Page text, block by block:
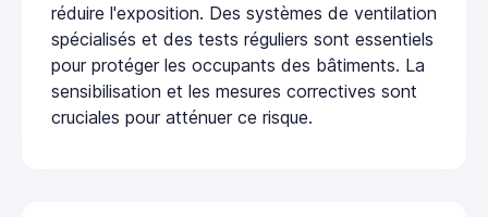
réduire l'exposition. Des systèmes de ventilation
spécialisés et des tests réguliers sont essentiels
pour protéger les occupants des bâtiments. La
sensibilisation et les mesures correctives sont
cruciales pour atténuer ce risque.